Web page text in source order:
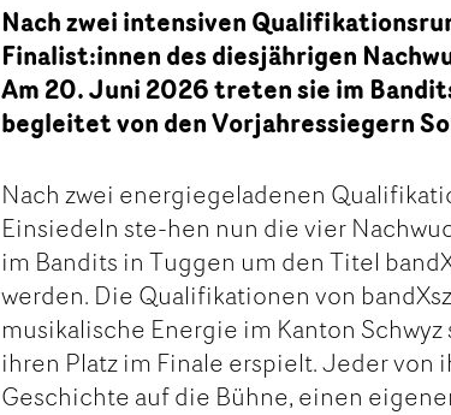
Nach zwei intensiven
Finalist:innen des diesjährigen
Am 20. Juni 2026 treten sie im
begleitet von den Vorjahressiegern
Nach zwei energiegeladenen
Einsiedeln ste-hen nun die vier
im Bandits in Tuggen um den Titel
werden. Die Qualifikationen von
musikalische Energie im Kanton
ihren Platz im Finale erspielt. Jeder von
Geschichte auf die Bühne, einen